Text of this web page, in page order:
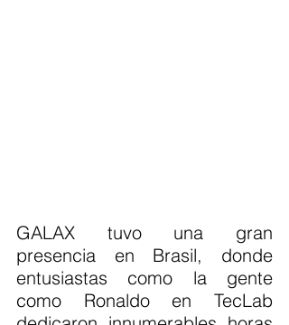
GALAX tuvo una gran
presencia en Brasil, donde
entusiastas como la gente
como Ronaldo en TecLab